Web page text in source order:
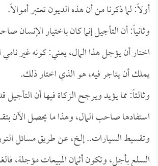
أولاً: لما ذكرنا من أن هذه الديون تعتبر أموالاً.
وثانياً: أن التأجيل إنما كان باختيار الإنسان
اختار أن يؤجل هذا المال، يعني: كونه غير نامي
يملك أن يتاجر فيه، هو الذي اختار ذلك.
وثالثاً: مما يؤيد ويرجح الزكاة فيها أن التأجيل
استفادها صاحب المال، وهذا ما يحصل الآن
وتقسيط السيارات.. إلخ، عن طريق مسائل
السلع بأجل، وتكون أثمان المبيعات مؤجلة،